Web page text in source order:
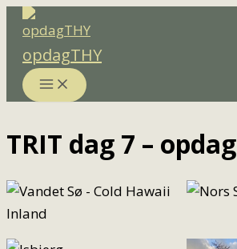
Gå
indholdet
opdagTHY
TRIT dag 7 – opdag